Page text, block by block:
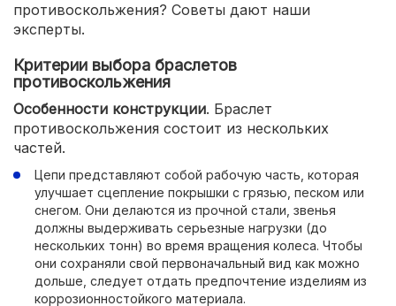
противоскольжения? Советы дают наши
эксперты.
Критерии выбора браслетов
противоскольжения
Особенности конструкции. Браслет
противоскольжения состоит из нескольких
частей.
Цепи представляют собой рабочую часть, которая
улучшает сцепление покрышки с грязью, песком или
снегом. Они делаются из прочной стали, звенья
должны выдерживать серьезные нагрузки (до
нескольких тонн) во время вращения колеса. Чтобы
они сохраняли свой первоначальный вид как можно
дольше, следует отдать предпочтение изделиям из
коррозионностойкого материала.